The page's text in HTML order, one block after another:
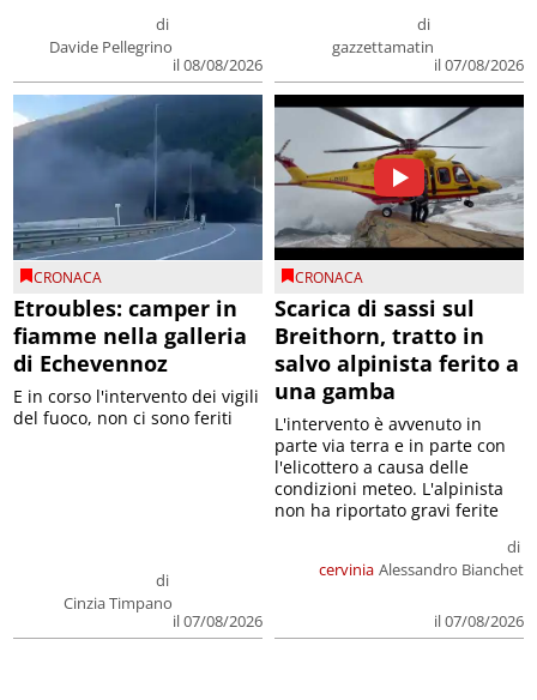
di
Davide Pellegrino
il 08/08/2026
di
gazzettamatin
il 07/08/2026
CRONACA
Etroubles: camper in
fiamme nella galleria
di Echevennoz
di
Cinzia Timpano
il 07/08/2026
E in corso l'intervento dei vigili
del fuoco, non ci sono feriti
CRONACA
Scarica di sassi sul
Breithorn, tratto in
salvo alpinista ferito a
una gamba
cervinia
di
Alessandro Bianchet
il 07/08/2026
L'intervento è avvenuto in
parte via terra e in parte con
l'elicottero a causa delle
condizioni meteo. L'alpinista
non ha riportato gravi ferite